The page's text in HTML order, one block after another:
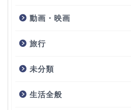
動画・映画
旅行
未分類
生活全般